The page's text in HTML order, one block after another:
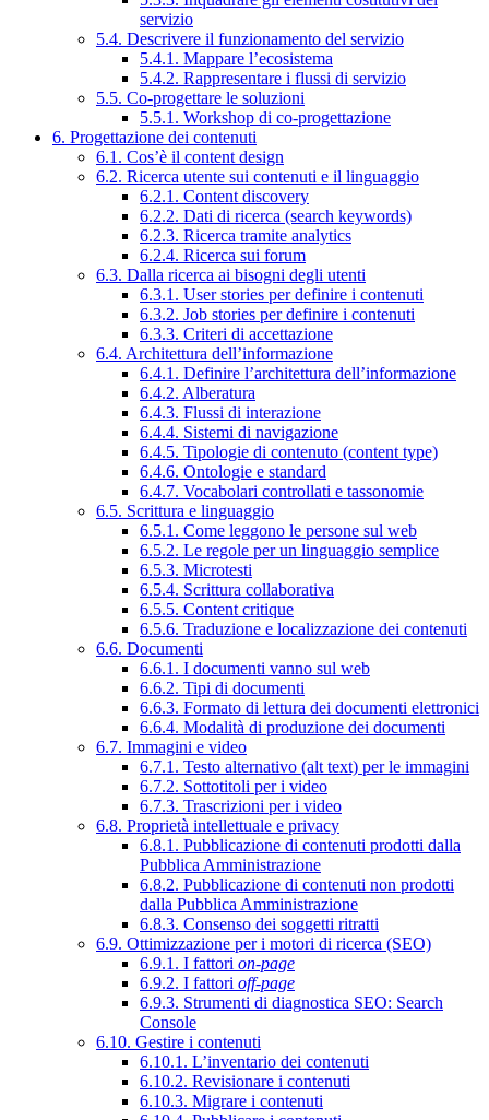
servizio
5.4. Descrivere il funzionamento del servizio
5.4.1. Mappare l’ecosistema
5.4.2. Rappresentare i flussi di servizio
5.5. Co-progettare le soluzioni
5.5.1. Workshop di co-progettazione
6. Progettazione dei contenuti
6.1. Cos’è il content design
6.2. Ricerca utente sui contenuti e il linguaggio
6.2.1. Content discovery
6.2.2. Dati di ricerca (search keywords)
6.2.3. Ricerca tramite analytics
6.2.4. Ricerca sui forum
6.3. Dalla ricerca ai bisogni degli utenti
6.3.1. User stories per definire i contenuti
6.3.2. Job stories per definire i contenuti
6.3.3. Criteri di accettazione
6.4. Architettura dell’informazione
6.4.1. Definire l’architettura dell’informazione
6.4.2. Alberatura
6.4.3. Flussi di interazione
6.4.4. Sistemi di navigazione
6.4.5. Tipologie di contenuto (content type)
6.4.6. Ontologie e standard
6.4.7. Vocabolari controllati e tassonomie
6.5. Scrittura e linguaggio
6.5.1. Come leggono le persone sul web
6.5.2. Le regole per un linguaggio semplice
6.5.3. Microtesti
6.5.4. Scrittura collaborativa
6.5.5. Content critique
6.5.6. Traduzione e localizzazione dei contenuti
6.6. Documenti
6.6.1. I documenti vanno sul web
6.6.2. Tipi di documenti
6.6.3. Formato di lettura dei documenti elettronici
6.6.4. Modalità di produzione dei documenti
6.7. Immagini e video
6.7.1. Testo alternativo (alt text) per le immagini
6.7.2. Sottotitoli per i video
6.7.3. Trascrizioni per i video
6.8. Proprietà intellettuale e privacy
6.8.1. Pubblicazione di contenuti prodotti dalla
Pubblica Amministrazione
6.8.2. Pubblicazione di contenuti non prodotti
dalla Pubblica Amministrazione
6.8.3. Consenso dei soggetti ritratti
6.9. Ottimizzazione per i motori di ricerca (SEO)
6.9.1. I fattori on-page
6.9.2. I fattori off-page
6.9.3. Strumenti di diagnostica SEO: Search
Console
6.10. Gestire i contenuti
6.10.1. L’inventario dei contenuti
6.10.2. Revisionare i contenuti
6.10.3. Migrare i contenuti